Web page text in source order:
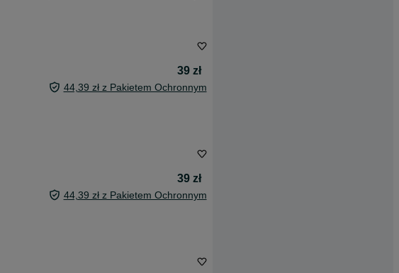
39 zł
44,39 zł z Pakietem Ochronnym
39 zł
44,39 zł z Pakietem Ochronnym